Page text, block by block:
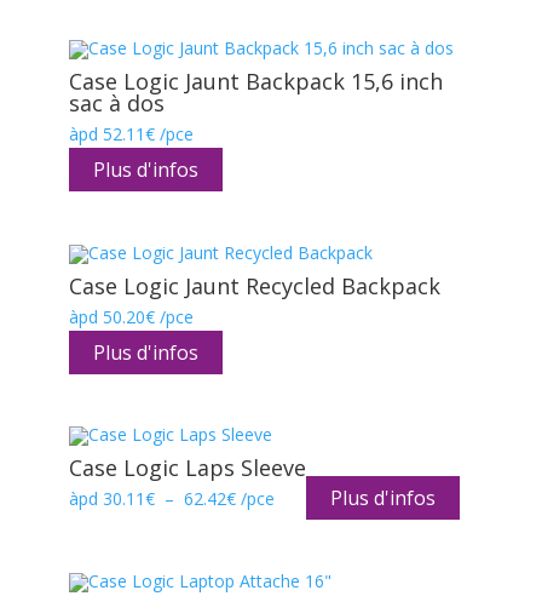
Case Logic Jaunt Backpack 15,6 inch
sac à dos
àpd 52.11€/pce
Plus d'infos
Case Logic Jaunt Recycled Backpack
àpd 50.20€/pce
Plus d'infos
Case Logic Laps Sleeve
àpd 30.11€ – 62.42€Plage
de
62.42€
/pce Plus d'infos